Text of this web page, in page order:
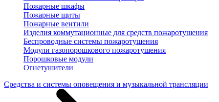
Пожарные шкафы
Пожарные щиты
Пожарные вентили
Изделия коммутационные для средств пожаротушения
Беспроводные системы пожаротушения
Модули газопорошкового пожаротушения
Порошковые модули
Огнетушители
Средства и системы оповещения и музыкальной трансляции